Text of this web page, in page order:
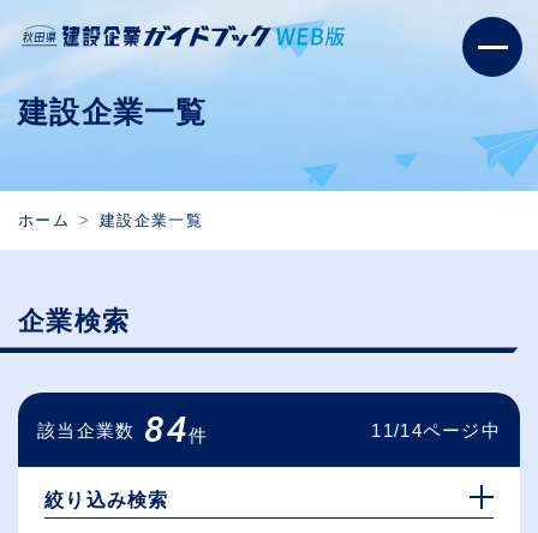
建設企業一覧
ホーム 建設企業一覧
企業検索
該当企業数 84件 11/14ページ中
絞り込み検索